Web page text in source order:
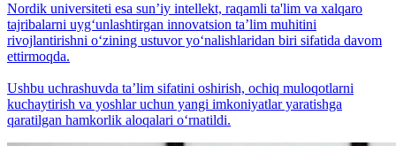
Nordik universiteti esa sunʼiy intellekt, raqamli ta'lim va xalqaro
tajribalarni uyg‘unlashtirgan innovatsion taʼlim muhitini
rivojlantirishni o‘zining ustuvor yo‘nalishlaridan biri sifatida davom
ettirmoqda.
Ushbu uchrashuvda taʼlim sifatini oshirish, ochiq muloqotlarni
kuchaytirish va yoshlar uchun yangi imkoniyatlar yaratishga
qaratilgan hamkorlik aloqalari o‘rnatildi.